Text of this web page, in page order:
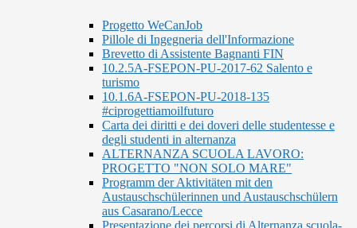
Progetto WeCanJob
Pillole di Ingegneria dell'Informazione
Brevetto di Assistente Bagnanti FIN
10.2.5A-FSEPON-PU-2017-62 Salento e
turismo
10.1.6A-FSEPON-PU-2018-135
#ciprogettiamoilfuturo
Carta dei diritti e dei doveri delle studentesse e
degli studenti in alternanza
ALTERNANZA SCUOLA LAVORO:
PROGETTO "NON SOLO MARE"
Programm der Aktivitäten mit den
Austauschschülerinnen und Austauschschülern
aus Casarano/Lecce